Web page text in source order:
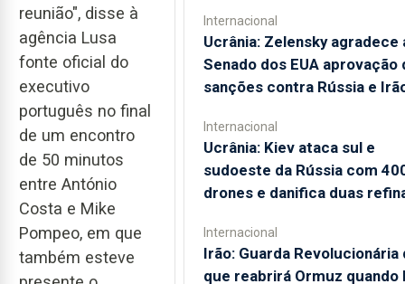
reunião", disse à
agência Lusa
fonte oficial do
executivo
português no final
de um encontro
de 50 minutos
entre António
Costa e Mike
Pompeo, em que
também esteve
Internacional
Ucrânia: Zelensky agradece
Senado dos EUA aprovação
sanções contra Rússia e
Internacional
Ucrânia: Kiev ataca sul e
sudoeste da Rússia com
drones e danifica duas
Internacional
Irão: Guarda Revolucionária
que reabrirá Ormuz quando